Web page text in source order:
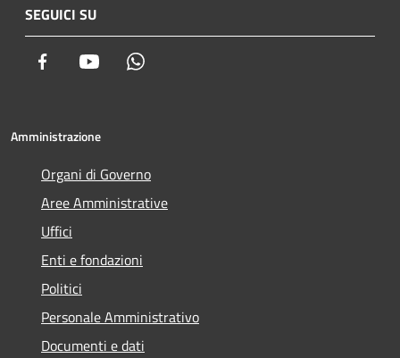
SEGUICI SU
Facebook Youtube
Amministrazione
Organi di Governo
Aree Amministrative
Uffici
Enti e fondazioni
Politici
Personale Amministrativo
Documenti e dati